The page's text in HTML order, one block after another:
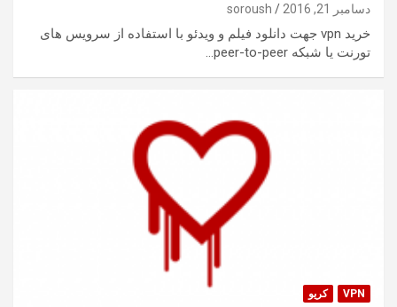
دسامبر 21, 2016 soroush
خرید vpn جهت دانلود فیلم و ویدئو با استفاده از سرویس های
تورنت یا شبکه peer-to-peer…
VPN کریو